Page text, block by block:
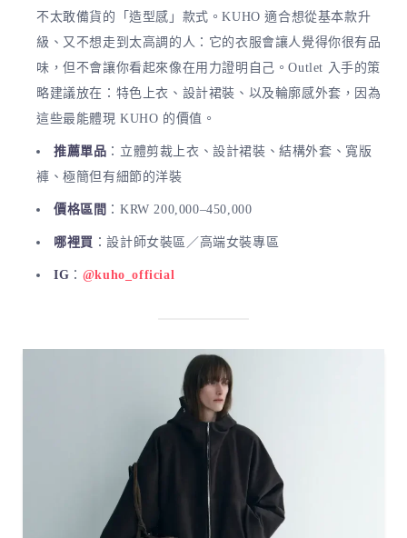
不太敢備貨的「造型感」款式。KUHO 適合想從基本款升
級、又不想走到太高調的人：它的衣服會讓人覺得你很有品
味，但不會讓你看起來像在用力證明自己。Outlet 入手的策
略建議放在：特色上衣、設計裙裝、以及輪廓感外套，因為
這些最能體現 KUHO 的價值。
推薦單品 ：立體剪裁上衣、設計裙裝、結構外套、寬版
褲、極簡但有細節的洋裝
價格區間 ：KRW 200,000–450,000
哪裡買 ：設計師女裝區／高端女裝專區
IG ： @kuho_official